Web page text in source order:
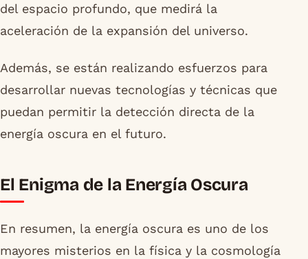
del espacio profundo, que medirá la
aceleración de la expansión del universo.
Además, se están realizando esfuerzos para
desarrollar nuevas tecnologías y técnicas que
puedan permitir la detección directa de la
energía oscura en el futuro.
El Enigma de la Energía Oscura
En resumen, la energía oscura es uno de los
mayores misterios en la física y la cosmología